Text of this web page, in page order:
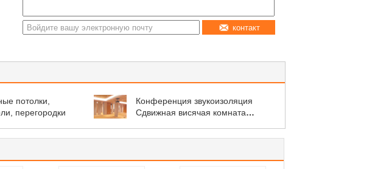
контакт
потолки,
перегородки
Конференция звукоизоляция
Сдвижная висячая комната